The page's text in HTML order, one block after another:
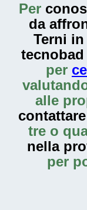
Per
da
Terni
per
alle
contattare
tre o
nella
per